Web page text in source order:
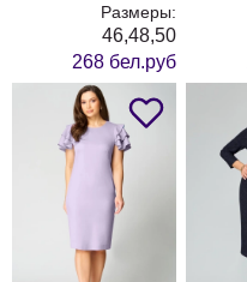
Размеры:
46,48,50
268 бел.руб